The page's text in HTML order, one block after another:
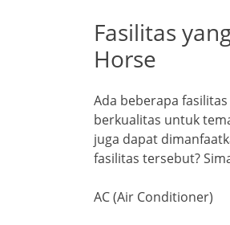
Fasilitas
Horse
Ada beberapa
berkualitas untuk
juga dapat
fasilitas tersebut?
AC (Air Conditioner)